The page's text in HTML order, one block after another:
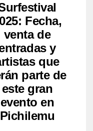
Fecha,
venta de
y
que
parte de
este gran
evento en
Pichilemu